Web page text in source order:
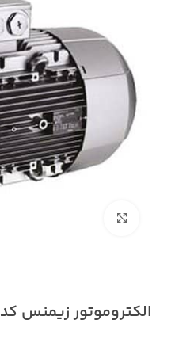
الکتروموتور زیمنس کد 1LA7073-4AB11